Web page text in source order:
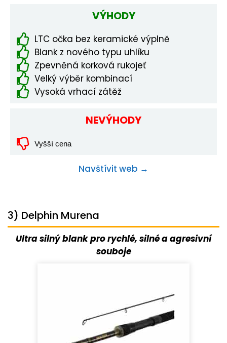
VÝHODY
LTC očka bez keramické výplně
Blank z nového typu uhlíku
Zpevněná korková rukojeť
Velký výběr kombinací
Vysoká vrhací zátěž
NEVÝHODY
Vyšší cena
Navštívit web →
3) Delphin Murena
Ultra silný blank pro rychlé, silné a agresivní
souboje